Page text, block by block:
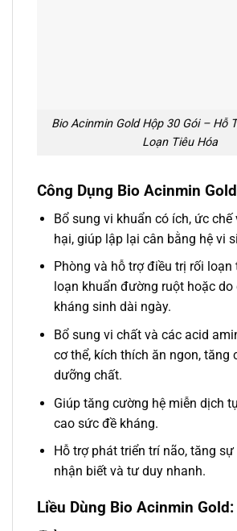
Bio Acinmin Gold Hộp 30 Gói – Hỗ
Loạn Tiêu Hóa
Công Dụng Bio Acinmin
Bổ sung vi khuẩn có ích, ức chế
hại, giúp lập lại cân bằng hệ vi
Phòng và hỗ trợ điều trị rối loạn
loạn khuẩn đường ruột hoặc
kháng sinh dài ngày.
Bổ sung vi chất và các acid
cơ thể, kích thích ăn ngon, tăng
dưỡng chất.
Giúp tăng cường hệ miễn dịch
cao sức đề kháng.
Hỗ trợ phát triển trí não, tăng sự
nhận biết và tư duy nhanh.
Liều Dùng Bio Acinmin Gold: